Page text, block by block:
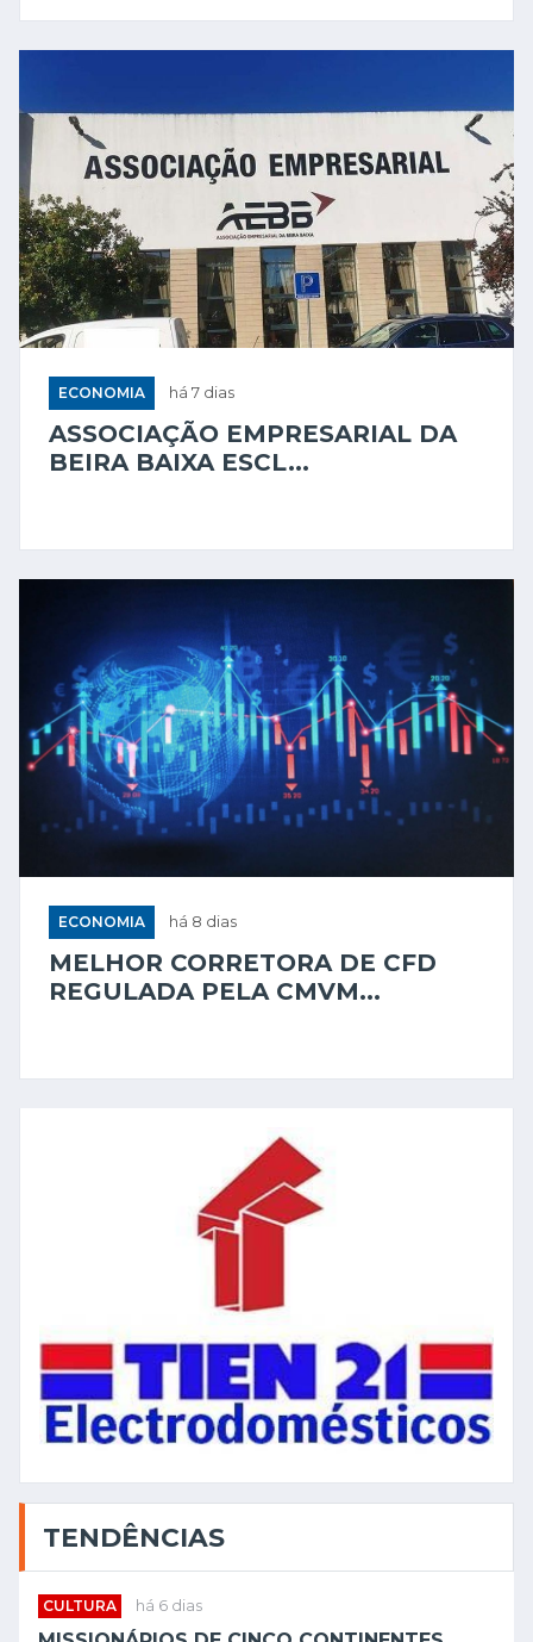
ECONOMIA há 7 dias
ASSOCIAÇÃO EMPRESARIAL DA
BEIRA BAIXA ESCL...
ECONOMIA há 8 dias
MELHOR CORRETORA DE CFD
REGULADA PELA CMVM...
TENDÊNCIAS
CULTURA há 6 dias